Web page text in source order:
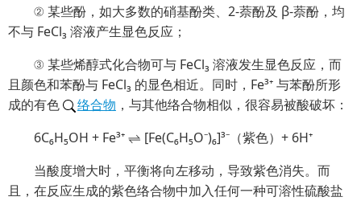
② 某些酚，如大多数的硝基酚类、2-萘酚及 β-萘酚 ，均
不与 FeCl₃ 溶液产生显色反应；
③ 某些烯醇式化合物可与 FeCl₃ 溶液发生显色反应，而
且颜色和苯酚与 FeCl₃ 的显色相近。同时，Fe³⁺ 与苯酚所形
成的有色
络合物 ，与其他络合物相似，很容易被酸破坏：
6C₆H₅OH + Fe³⁺ ⇌ [Fe(C₆H₅O⁻)₆]³⁻（紫色）+ 6H⁺
当酸度增大时，平衡将向左移动，导致紫色消失。而
且，在反应生成的紫色络合物中加入任何一种可溶性硫酸盐